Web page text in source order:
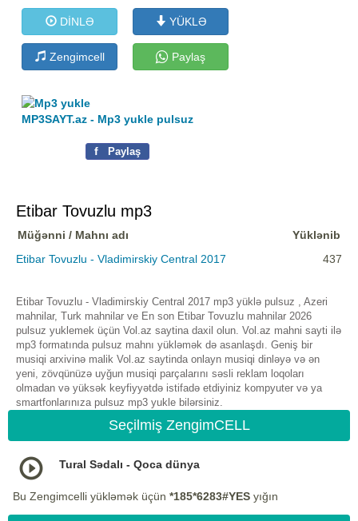
DİNLƏ YÜKLƏ
Zengimcell Paylaş
MP3SAYT.az - Mp3 yukle pulsuz
f Paylaş
Etibar Tovuzlu mp3
Müğənni / Mahnı adı
Yüklənib
Etibar Tovuzlu - Vladimirskiy Central 2017
437
Etibar Tovuzlu - Vladimirskiy Central 2017 mp3 yüklə pulsuz , Azeri
mahnilar, Turk mahnilar ve En son Etibar Tovuzlu mahnilar 2026
pulsuz yuklemek üçün Vol.az saytina daxil olun. Vol.az mahni sayti ilə
mp3 formatında pulsuz mahnı yükləmək də asanlaşdı. Geniş bir
musiqi arxivinə malik Vol.az saytinda onlayn musiqi dinləyə və ən
yeni, zövqünüzə uyğun musiqi parçalarını səsli reklam loqoları
olmadan və yüksək keyfiyyətdə istifadə etdiyiniz kompyuter və ya
smartfonlarınıza pulsuz mp3 yukle bilərsiniz.
Seçilmiş ZengimCELL
Tural Sədalı - Qoca dünya
Bu Zengimcelli yükləmək üçün *185*6283#YES yığın